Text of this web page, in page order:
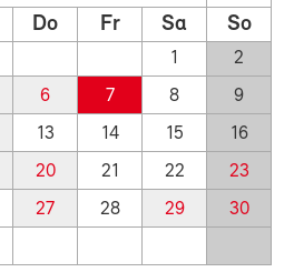
Do Fr Sa So
1
2
6 7 8
9
13 14 15
16
20 21 22
23
27 28 29
30